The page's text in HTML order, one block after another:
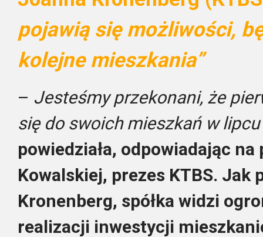
pojawią się możliwości,
kolejne mieszkania”
– Jesteśmy przekonani, że
się do swoich mieszkań w
powiedziała, odpowiadając
Kowalskiej, prezes KTBS. Jak
Kronenberg, spółka widzi
realizacji inwestycji